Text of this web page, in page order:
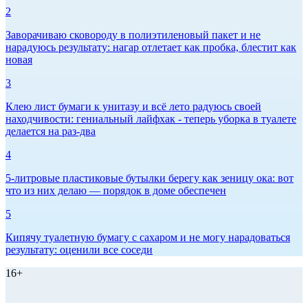
2
Заворачиваю сковороду в полиэтиленовый пакет и не
нарадуюсь результату: нагар отлетает как пробка, блестит как
новая
3
Клею лист бумаги к унитазу и всё лето радуюсь своей
находчивости: гениальный лайфхак - теперь уборка в туалете
делается на раз-два
4
5-литровые пластиковые бутылки берегу как зеницу ока: вот
что из них делаю — порядок в доме обеспечен
5
Кипячу туалетную бумагу с сахаром и не могу нарадоваться
результату: оценили все соседи
16+